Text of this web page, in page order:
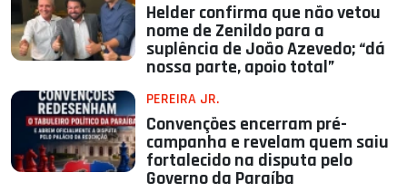
Helder confirma que não vetou
nome de Zenildo para a
suplência de João Azevedo; “dá
nossa parte, apoio total”
PEREIRA JR.
Convenções encerram pré-
campanha e revelam quem saiu
fortalecido na disputa pelo
Governo da Paraíba